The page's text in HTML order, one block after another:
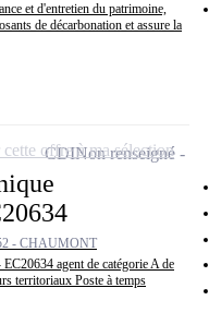
et d'entretien du patrimoine,
de décarbonation et assure la
- CHAUMONT
agent de catégorie A de
territoriaux Poste à temps
CDINon renseigné
offre à ma sélection